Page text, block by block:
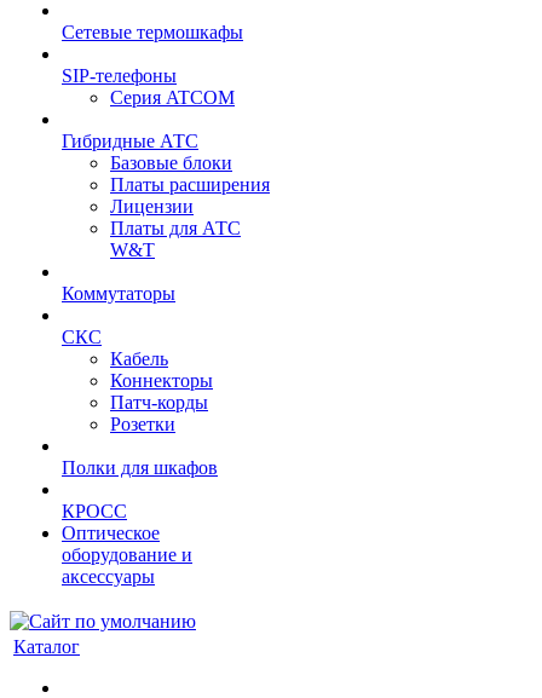
Сетевые термошкафы
SIP-телефоны
Серия ATCOM
Гибридные АТС
Базовые блоки
Платы расширения
Лицензии
Платы для АТС
W&T
Коммутаторы
СКС
Кабель
Коннекторы
Патч-корды
Розетки
Полки для шкафов
КРОСС
Оптическое
оборудование и
аксессуары
Каталог